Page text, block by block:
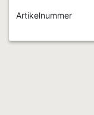
Artikelnummer